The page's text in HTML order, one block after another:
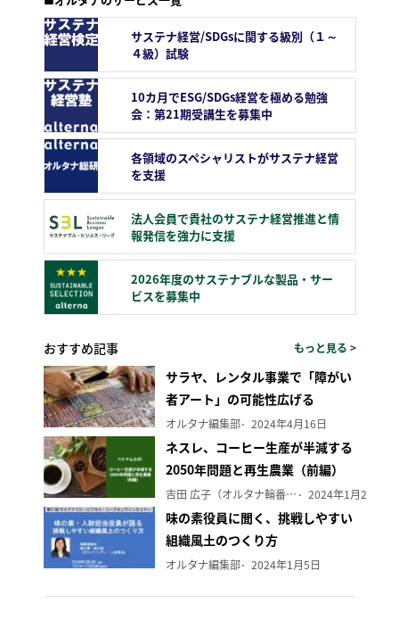
サステナ経営/SDGsに関する級別（１～
４級）試験
10カ月でESG/SDGs経営を極める勉強
会：第21期受講生を募集中
各領域のスペシャリストがサステナ経営
を支援
法人会員で貴社のサステナ経営推進と情
報発信を強力に支援
2026年度のサステナブルな製品・サー
ビスを募集中
おすすめ記事 もっと見る >
サラヤ、レンタル事業で「障がい
者アート」の可能性広げる
オルタナ編集部 2024年4月16日
ネスレ、コーヒー生産が半減する
2050年問題と再生農業（前編）
吉田 広子（オルタナ輪番編集長） 2024年1月29日
味の素役員に聞く、挑戦しやすい
組織風土のつくり方
オルタナ編集部 2024年1月5日